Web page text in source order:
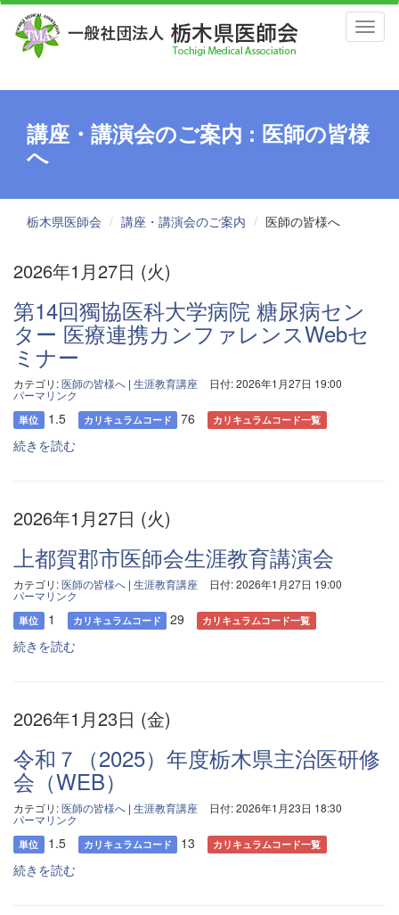
講座・講演会のご案内 : 医師の皆様
へ
栃木県医師会 講座・講演会のご案内 医師の皆様へ
2026年1月27日 (火)
第14回獨協医科大学病院 糖尿病セン
ター 医療連携カンファレンスWebセ
ミナー
カテゴリ:医師の皆様へ | 生涯教育講座 日付: 2026年1月27日 19:00
パーマリンク
単位 1.5 カリキュラムコード 76 カリキュラムコード一覧
続きを読む
2026年1月27日 (火)
上都賀郡市医師会生涯教育講演会
カテゴリ:医師の皆様へ | 生涯教育講座 日付: 2026年1月27日 19:00
パーマリンク
単位 1 カリキュラムコード 29 カリキュラムコード一覧
続きを読む
2026年1月23日 (金)
令和７（2025）年度栃木県主治医研修
会（WEB）
カテゴリ:医師の皆様へ | 生涯教育講座 日付: 2026年1月23日 18:30
パーマリンク
単位 1.5 カリキュラムコード 13 カリキュラムコード一覧
続きを読む